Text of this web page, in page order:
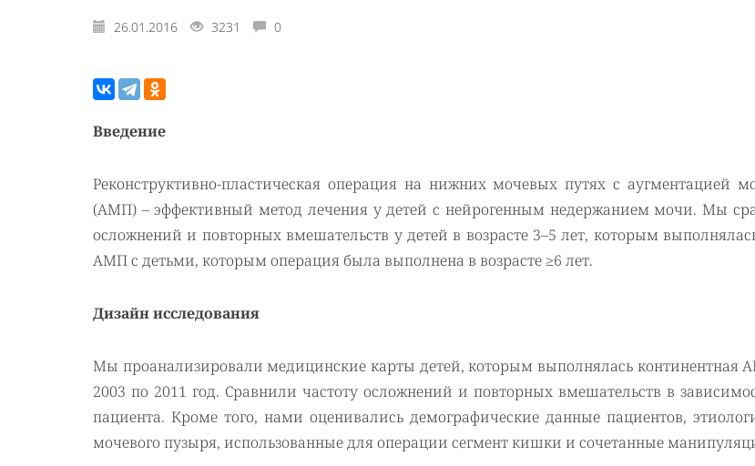
26.01.2016 3231 0
Введение
Реконструктивно-пластическая операция на нижних мочевых путях с аугментацией
(AМП) – эффективный метод лечения у детей с нейрогенным недержанием мочи. Мы
осложнений и повторных вмешательств у детей в возрасте 3–5 лет, которым
AМП с детьми, которым операция была выполнена в возрасте ≥6 лет.
Дизайн исследования
Мы проанализировали медицинские карты детей, которым выполнялась континентная
2003 по 2011 год. Сравнили частоту осложнений и повторных вмешательств в
пациента. Кроме того, нами оценивались демографические данные пациентов,
мочевого пузыря, использованные для операции сегмент кишки и сочетанные